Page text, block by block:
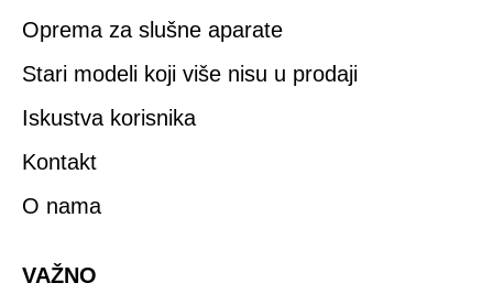
Oprema za slušne aparate
Stari modeli koji više nisu u prodaji
Iskustva korisnika
Kontakt
O nama
VAŽNO